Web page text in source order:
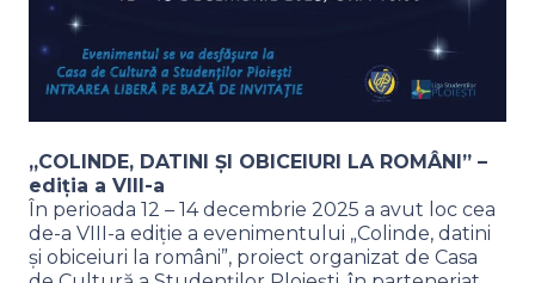
„COLINDE, DATINI ȘI OBICEIURI LA ROMÂNI” –
ediția a VIII-a
În perioada 12 – 14 decembrie 2025 a avut loc cea
de-a VIII-a ediție a evenimentului „Colinde, datini
și obiceiuri la români”, proiect organizat de Casa